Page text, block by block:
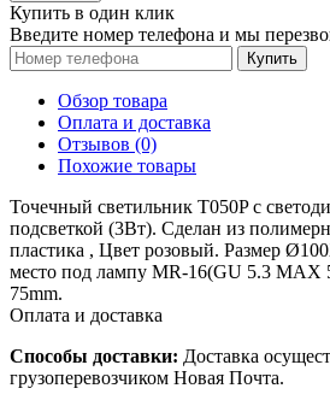
Купить в один клик
Введите номер телефона и мы
Купить
Обзор товара
Оплата и доставка
Отзывов (0)
Похожие товары
Точечный светильник T050P с
подсветкой (3Вт). Сделан из
пластика , Цвет розовый. Размер
место под лампу MR-16(GU 5.3 MAX
75mm.
Оплата и доставка
Способы доставки: Доставка
грузоперевозчиком Новая Почта.